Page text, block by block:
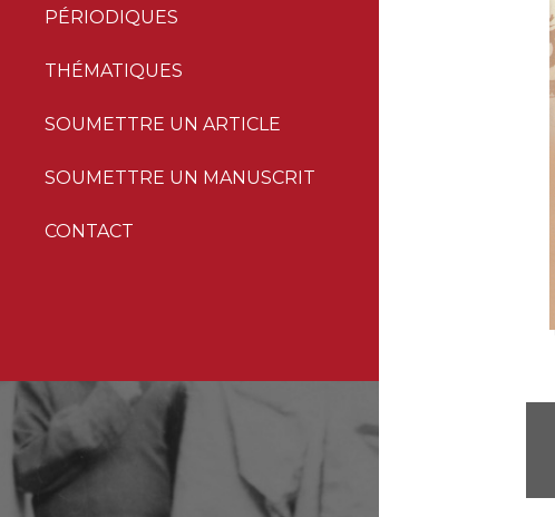
PÉRIODIQUES
THÉMATIQUES
SOUMETTRE UN ARTICLE
SOUMETTRE UN MANUSCRIT
CONTACT